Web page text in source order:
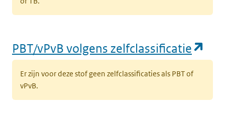
PBT/vPvB volgens zelfclassificatie
Er zijn voor deze stof geen zelfclassificaties als PBT of
vPvB.